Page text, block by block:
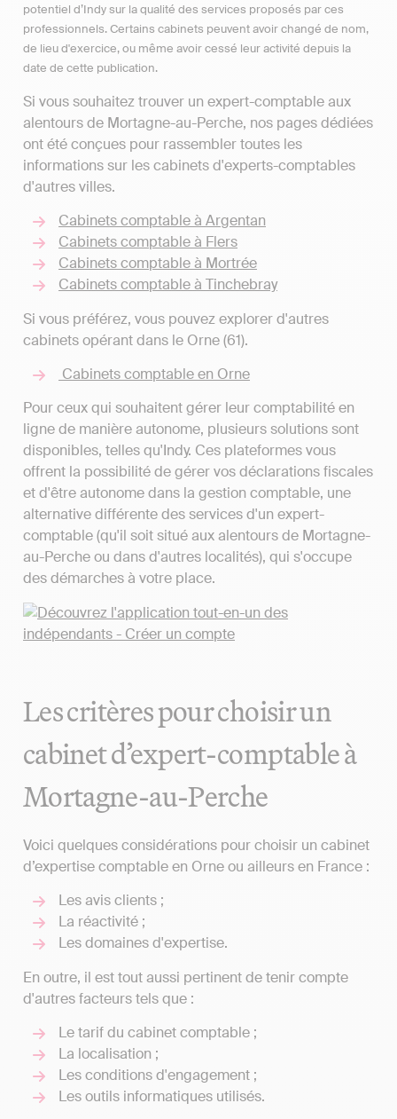
potentiel d’Indy sur la qualité des services proposés par ces
professionnels. Certains cabinets peuvent avoir changé de nom,
de lieu d'exercice, ou même avoir cessé leur activité depuis la
date de cette publication.
Si vous souhaitez trouver un expert-comptable aux
alentours de Mortagne-au-Perche, nos pages dédiées
ont été conçues pour rassembler toutes les
informations sur les cabinets d'experts-comptables
d'autres villes.
Cabinets comptable à Argentan
Cabinets comptable à Flers
Cabinets comptable à Mortrée
Cabinets comptable à Tinchebray
Si vous préférez, vous pouvez explorer d'autres
cabinets opérant dans le Orne (61).
Cabinets comptable en Orne
Pour ceux qui souhaitent gérer leur comptabilité en
ligne de manière autonome, plusieurs solutions sont
disponibles, telles qu'Indy. Ces plateformes vous
offrent la possibilité de gérer vos déclarations fiscales
et d'être autonome dans la gestion comptable, une
alternative différente des services d'un expert-
comptable (qu'il soit situé aux alentours de Mortagne-
au-Perche ou dans d'autres localités), qui s'occupe
des démarches à votre place.
Les critères pour choisir un
cabinet d’expert-comptable à
Mortagne-au-Perche
Voici quelques considérations pour choisir un cabinet
d’expertise comptable en Orne ou ailleurs en France :
Les avis clients ;
La réactivité ;
Les domaines d'expertise.
En outre, il est tout aussi pertinent de tenir compte
d'autres facteurs tels que :
Le tarif du cabinet comptable ;
La localisation ;
Les conditions d'engagement ;
Les outils informatiques utilisés.